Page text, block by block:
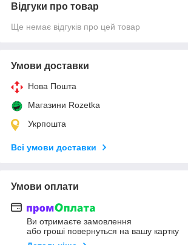
Відгуки про товар
Ще немає відгуків про цей товар
Умови доставки
Нова Пошта
Магазини Rozetka
Укрпошта
Всі умови доставки
Умови оплати
Ви отримаєте замовлення
або гроші повернуться на вашу картку